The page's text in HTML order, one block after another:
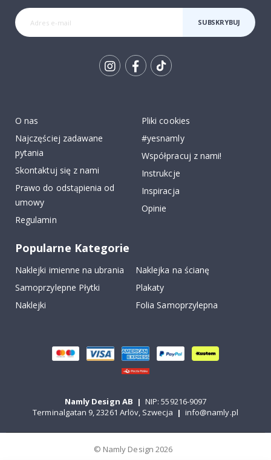
SUBSKRYBUJ
O nas
Najczęściej zadawane
pytania
Skontaktuj się z nami
Prawo do odstąpienia od
umowy
Regulamin
Pliki cookies
#yesnamly
Współpracuj z nami!
Instrukcje
Inspiracja
Opinie
Popularne Kategorie
Naklejki imienne na ubrania
Naklejka na ścianę
Samoprzylepne Płytki
Plakaty
Naklejki
Folia Samoprzylepna
Namly Design AB | NIP: 559216-9097
Terminalgatan 9, 23261 Arlöv, Szwecja | info@namly.pl
© Namly Design 2026